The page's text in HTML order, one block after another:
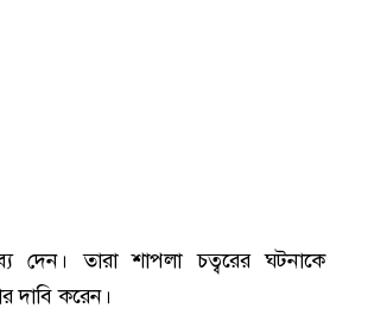
দেন। তারা শাপলা চত্বরের ঘটনাকে
দাবি করেন।